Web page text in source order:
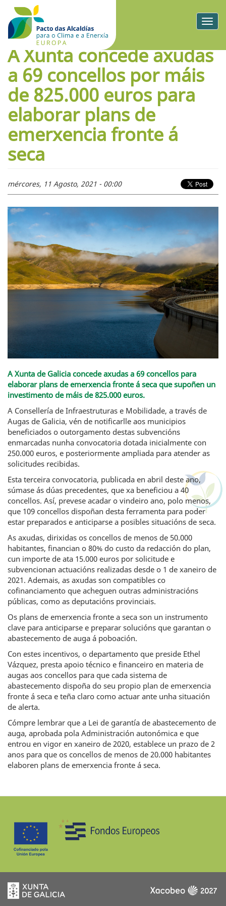
A Xunta concede axudas
a 69 concellos por máis
de 825.000 euros para
elaborar plans de
emerxencia fronte á
seca
mércores, 11 Agosto, 2021 - 00:00
A Xunta de Galicia concede axudas a 69 concellos para
elaborar plans de emerxencia fronte á seca que supoñen un
investimento de máis de 825.000 euros.
A Consellería de Infraestruturas e Mobilidade, a través de
Augas de Galicia, vén de notificarlle aos municipios
beneficiados o outorgamento destas subvencións
enmarcadas nunha convocatoria dotada inicialmente con
250.000 euros, e posteriormente ampliada para atender as
solicitudes recibidas.
Esta terceira convocatoria, publicada en abril deste ano,
súmase ás dúas precedentes, que xa beneficiou a 40
concellos. Así, prevese acadar o vindeiro ano, polo menos,
que 109 concellos dispoñan desta ferramenta para poder
estar preparados e anticiparse a posibles situacións de seca.
As axudas, dirixidas os concellos de menos de 50.000
habitantes, financian o 80% do custo da redacción do plan,
cun importe de ata 15.000 euros por solicitude e
subvencionan actuacións realizadas desde o 1 de xaneiro de
2021. Ademais, as axudas son compatibles co
cofinanciamento que acheguen outras administracións
públicas, como as deputacións provinciais.
Os plans de emerxencia fronte a seca son un instrumento
clave para anticiparse e preparar solucións que garantan o
abastecemento de auga á poboación.
Con estes incentivos, o departamento que preside Ethel
Vázquez, presta apoio técnico e financeiro en materia de
augas aos concellos para que cada sistema de
abastecemento dispoña do seu propio plan de emerxencia
fronte á seca e teña claro como actuar ante unha situación
de alerta.
Cómpre lembrar que a Lei de garantía de abastecemento de
auga, aprobada pola Administración autonómica e que
entrou en vigor en xaneiro de 2020, establece un prazo de 2
anos para que os concellos de menos de 20.000 habitantes
elaboren plans de emerxencia fronte á seca.